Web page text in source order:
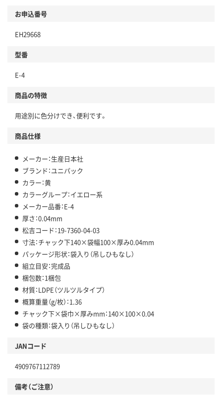
お申込番号
EH29668
型番
E-4
商品の特徴
用途別に色分けでき、便利です。
商品仕様
メーカー：生産日本社
ブランド：ユニパック
カラー：黄
カラーグループ：イエロー系
メーカー品番：E-4
厚さ：0.04mm
松吉コード：19-7360-04-03
寸法：チャック下140×袋幅100×厚み0.04mm
パッケージ形状：袋入り（吊しひもなし）
組立目安：完成品
梱包数：1梱包
材質：LDPE（ツルツルタイプ）
概算重量（g/枚）：1.36
チャック下×袋巾×厚みmm：140×100×0.04
袋の種類：袋入り（吊しひもなし）
JANコード
4909767112789
備考（ご注意）